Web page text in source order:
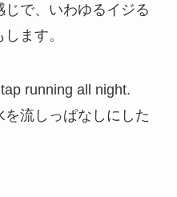
で、いわゆるイジる
ます。
running all night.
を流しっぱなしにした